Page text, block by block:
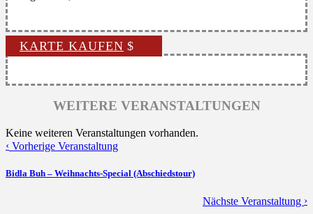
KARTE KAUFEN
WEITERE VERANSTALTUNGEN
Keine weiteren Veranstaltungen vorhanden.
‹ Vorherige Veranstaltung
Bidla Buh – Weihnachts-Special (Abschiedstour)
Nächste Veranstaltung ›